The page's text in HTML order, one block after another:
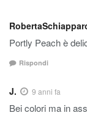
Portly Peach è
Rispondi
J. 9 anni fa
Bei colori ma in